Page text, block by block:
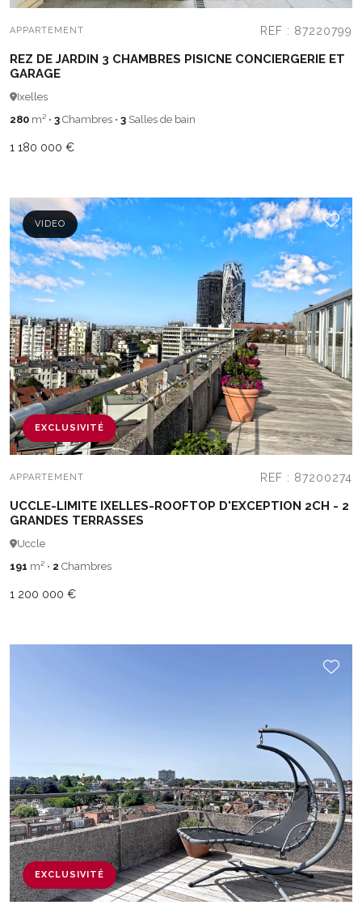
APPARTEMENT REF : 87220799
REZ DE JARDIN 3 CHAMBRES PISICNE CONCIERGERIE ET
GARAGE
Ixelles
280 m² • 3 Chambres • 3 Salles de bain
1 180 000 €
VIDEO
EXCLUSIVITÉ
APPARTEMENT REF : 87200274
UCCLE-LIMITE IXELLES-ROOFTOP D'EXCEPTION 2CH - 2
GRANDES TERRASSES
Uccle
191 m² • 2 Chambres
1 200 000 €
EXCLUSIVITÉ